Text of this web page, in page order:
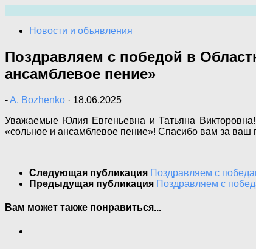
содержимому
Новости и объявления
Поздравляем с победой в
ансамблевое пение»
-A. Bozhenko · 18.06.2025
Уважаемые Юлия Евгеньевна и Татьяна
«сольное и ансамблевое пение»! Спасибо вам за
Следующая публикация Поздравляем с
Предыдущая публикация Поздравляем с
Вам может также понравиться...